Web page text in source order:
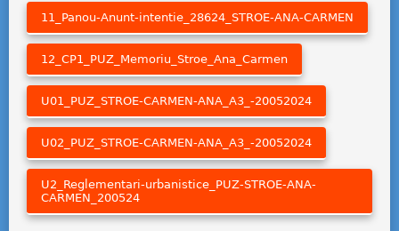
11_Panou-Anunt-intentie_28624_STROE-ANA-CARMEN
12_CP1_PUZ_Memoriu_Stroe_Ana_Carmen
U01_PUZ_STROE-CARMEN-ANA_A3_-20052024
U02_PUZ_STROE-CARMEN-ANA_A3_-20052024
U2_Reglementari-urbanistice_PUZ-STROE-ANA-
CARMEN_200524